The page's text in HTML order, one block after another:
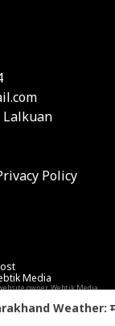
Lalkuan
Policy
Media
owner. Webtik Media
बारिश का यलो